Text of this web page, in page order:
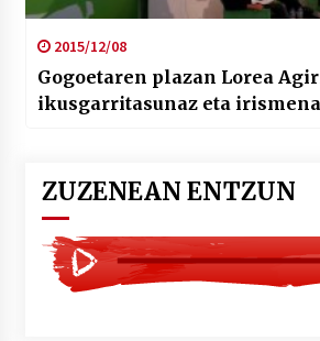
2015/12/08
Gogoetaren plazan Lorea
ikusgarritasunaz eta
ZUZENEAN ENTZUN